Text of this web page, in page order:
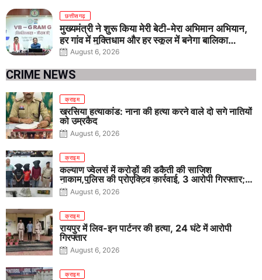
छत्तीसगढ़
मुख्यमंत्री ने शुरू किया मेरी बेटी-मेरा अभिमान अभियान,
हर गांव में मुक्तिधाम और हर स्कूल में बनेगा बालिका
शौचालय
August 6, 2026
CRIME NEWS
क्राइम
खरसिया हत्याकांड: नाना की हत्या करने वाले दो सगे नातियों
को उम्रकैद
August 6, 2026
क्राइम
कल्याण ज्वेलर्स में करोड़ों की डकैती की साजिश
नाकाम,पुलिस की प्रोएक्टिव कार्रवाई, 3 आरोपी गिरफ्तार;
पिस्टल, कारतूस, चाकू और मोबाइल बरामद
August 6, 2026
क्राइम
रायपुर में लिव-इन पार्टनर की हत्या, 24 घंटे में आरोपी
गिरफ्तार
August 6, 2026
क्राइम